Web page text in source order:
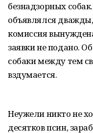
безнадзорных
объявлялся
комиссия
заявки не подано.
собаки между тем
вздумается.
Неужели никто не
десятков псин,